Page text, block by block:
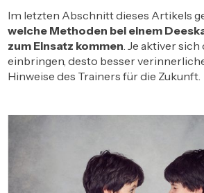
Im letzten Abschnitt dieses Artikels
welche Methoden bei einem
zum Einsatz kommen. Je aktiver
einbringen, desto besser
Hinweise des Trainers für die Zukunft.